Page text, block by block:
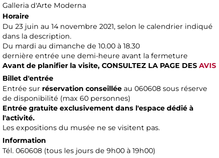
Galleria d'Arte Moderna
Horaire
Du 23 juin au 14 novembre 2021, selon le calendrier indiqué
dans la description.
Du mardi au dimanche de 10.00 à 18.30
dernière entrée une demi-heure avant la fermeture
Avant de planifier la visite, CONSULTEZ LA PAGE DES AVIS
Billet d'entrée
Entrée sur réservation conseillée au 060608 sous réserve
de disponibilité (max 60 personnes)
Entrée gratuite exclusivement dans l'espace dédié à
l'activité.
Les expositions du musée ne se visitent pas.
Information
Tél. 060608 (tous les jours de 9h00 à 19h00)